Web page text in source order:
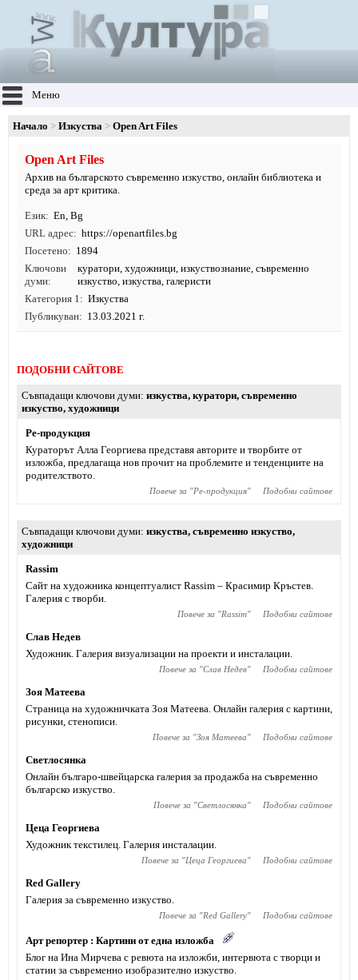
Меню
Начало Изкуства Open Art Files
Open Art Files
Архив на българското съвременно изкуство, онлайн библиотека и
среда за арт критика.
Език En, Bg
URL адрес
https://openartfiles.bg
Посетено
1894
Ключови
думи
куратори,художници,изкуствознание,съвременно
изкуство,изкуства, галеристи
Категория 1
Изкуства
Публикуван
13.03.2021 г.
ПОДОБНИ САЙТОВЕ
Съвпадащи ключови думи изкуства, куратори, съвременно
изкуство, художници
Ре-продукция
Кураторът Алла Георгиева представя авторите и творбите от
изложба, предлагаща нов прочит на проблемите и тенденциите на
родителството.
Повече за "Ре-продукция" Подобни сайтове
Съвпадащи ключови думи изкуства, съвременно изкуство,
художници
Rassim
Сайт на художника концептуалист Rassim – Красимир Кръстев.
Галерия с творби.
Повече за "Rassim" Подобни сайтове
Слав Недев
Художник. Галерия визуализации на проекти и инсталации.
Повече за "Слав Недев" Подобни сайтове
Зоя Матеева
Страница на художничката Зоя Матеева. Онлайн галерия с картини,
рисунки, стенописи.
Повече за "Зоя Матеева" Подобни сайтове
Светлосянка
Онлайн българо-швейцарска галерия за продажба на съвременно
българско изкуство.
Повече за "Светлосянка" Подобни сайтове
Цеца Георгиева
Художник текстилец. Галерия инсталации.
Повече за "Цеца Георгиева" Подобни сайтове
Red Gallery
Галерия за съвременно изкуство.
Повече за "Red Gallery" Подобни сайтове
Арт репортер : Картини от една изложба
Блог на Ина Мирчева с ревюта на изложби, интервюта с творци и
статии за съвременно изобразително изкуство.